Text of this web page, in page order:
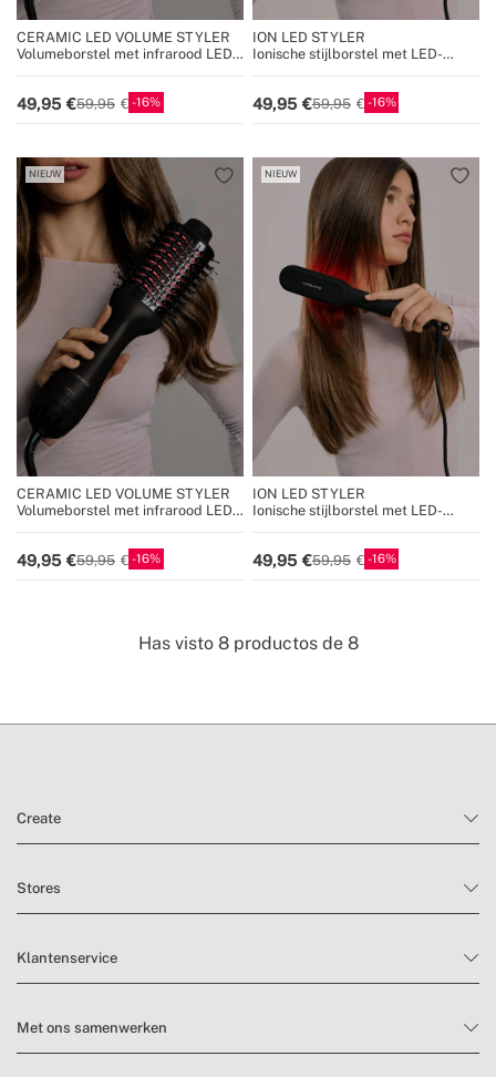
CERAMIC LED VOLUME STYLER
Volumeborstel met infrarood LED-
49,95 59,95 16
ION LED STYLER
Ionische stijlborstel met LED-
49,95 59,95 16
NIEUW
CERAMIC LED VOLUME STYLER
Volumeborstel met infrarood LED-
49,95 59,95 16
NIEUW
ION LED STYLER
Ionische stijlborstel met LED-
49,95 59,95 16
Has visto 8productos de 8
Create
Stores
Klantenservice
Met ons samenwerken